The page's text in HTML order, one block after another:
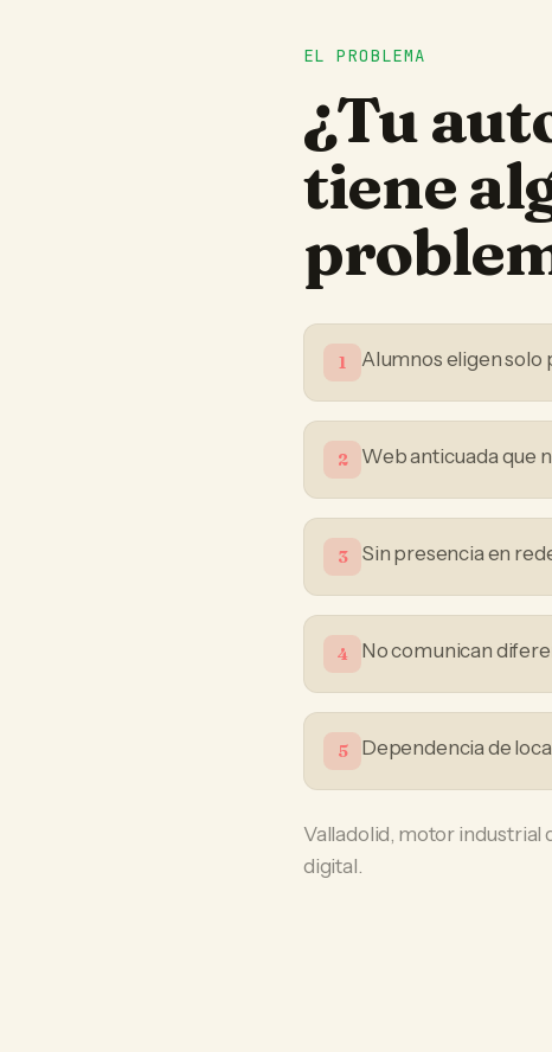
EL PROBLEMA
¿Tu
tiene
1 Alumnos eligen solo
2 Web anticuada que
3 Sin presencia en
4 No comunican
5 Dependencia de
Valladolid, motor industrial
digital.